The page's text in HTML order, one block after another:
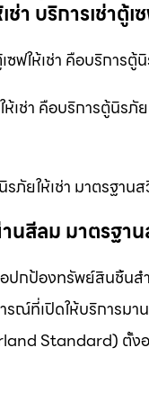
า บริการเช่าตู้
ซฟให้เช่า คือบริการ
เช่า คือบริการตู้นิร
รภัยให้เช่า มาตรฐ
านสีลม มาตรฐ
ปกป้องทรัพย์สินชิ้นส
รณ์ที่เปิดให้บริการม
Standard) ตั้ง